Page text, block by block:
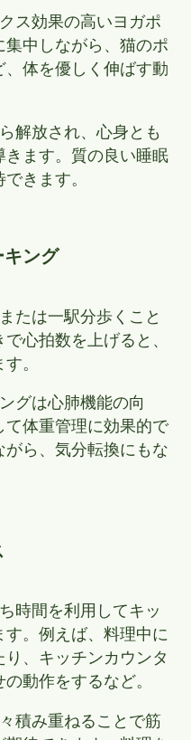
ス効果の高いヨガポ
中しながら、猫のポ
体を優しく伸ばす動
解放され、心身とも
ます。質の良い睡眠
きます。
ング
たは一駅分歩くこと
心拍数を上げると、
。
グは心肺機能の向
体重管理に効果的で
ら、気分転換にもな
時間を利用してキッ
。例えば、料理中に
、キッチンカウンタ
動作をするなど。
積み重ねることで筋